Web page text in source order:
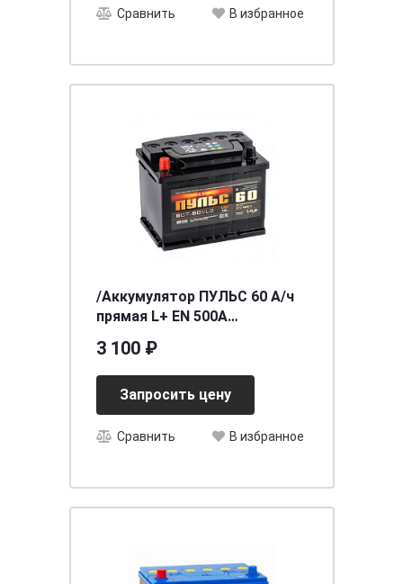
Сравнить В избранное
/Аккумулятор ПУЛЬС 60 А/ч
прямая L+ EN 500A
3 100 ₽
Запросить цену
Сравнить В избранное